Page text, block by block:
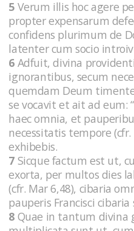
5 Verum illis hoc agere
propter expensarum
confidens plurimum de
latenter cum socio
6 Adfuit, divina
ignorantibus, secum
quemdam Deum
se vocavit et ait ad eum:
haec omnia, et
necessitatis tempore
exhibebis.
7 Sicque factum est ut,
exorta, per multos dies
(cfr. Mar 6,48), cibaria
pauperis Francisci cibaria
8 Quae in tantum